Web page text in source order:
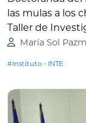
las mulas a los
Taller de
María Sol
#Instituto - INTE